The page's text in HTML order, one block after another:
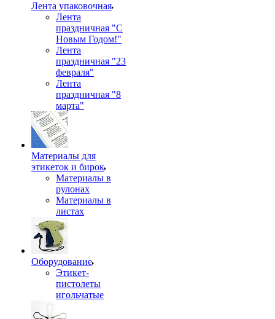
Лента упаковочная
Лента
праздничная "С
Новым Годом!"
Лента
праздничная "23
февраля"
Лента
праздничная "8
марта"
Материалы для
этикеток и бирок
Материалы в
рулонах
Материалы в
листах
Оборудование
Этикет-
пистолеты
игольчатые